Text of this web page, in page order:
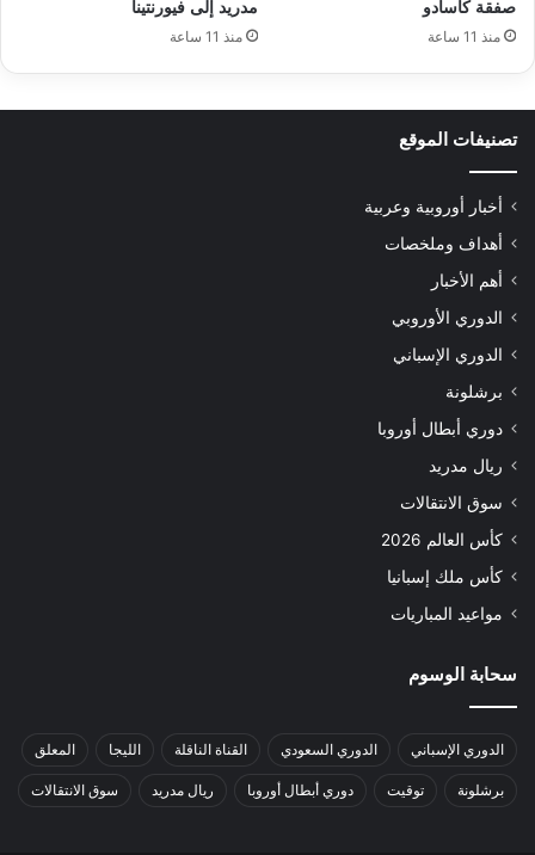
صفقة كاسادو
منذ 11 ساعة
مدريد إلى فيورنتينا
منذ 11 ساعة
تصنيفات الموقع
أخبار أوروبية وعربية
أهداف وملخصات
أهم الأخبار
الدوري الأوروبي
الدوري الإسباني
برشلونة
دوري أبطال أوروبا
ريال مدريد
سوق الانتقالات
كأس العالم 2026
كأس ملك إسبانيا
مواعيد المباريات
سحابة الوسوم
الدوري الإسباني الدوري السعودي القناة الناقلة الليجا المعلق
برشلونة توقيت دوري أبطال أوروبا ريال مدريد سوق الانتقالات